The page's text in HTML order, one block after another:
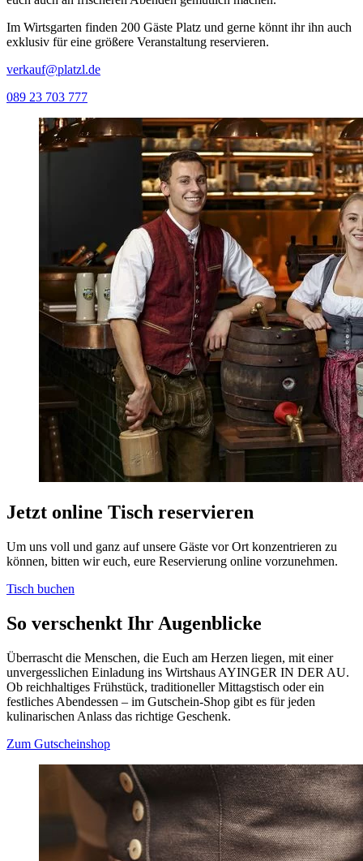
Im Wirtsgarten finden 200 Gäste Platz und gerne könnt ihr ihn auch
exklusiv für eine größere Veranstaltung reservieren.
verkauf@platzl.de
089 23 703 777
Jetzt online Tisch reservieren
Um uns voll und ganz auf unsere Gäste vor Ort konzentrieren zu
können, bitten wir euch, eure Reservierung online vorzunehmen.
Tisch buchen
So verschenkt Ihr Augenblicke
Überrascht die Menschen, die Euch am Herzen liegen, mit einer
unvergesslichen Einladung ins Wirtshaus AYINGER IN DER AU.
Ob reichhaltiges Frühstück, traditioneller Mittagstisch oder ein
festliches Abendessen – im Gutschein-Shop gibt es für jeden
kulinarischen Anlass das richtige Geschenk.
Zum Gutscheinshop